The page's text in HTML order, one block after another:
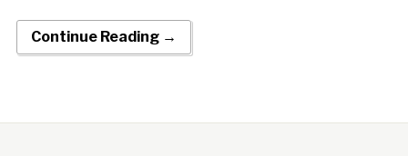
Continue Reading →